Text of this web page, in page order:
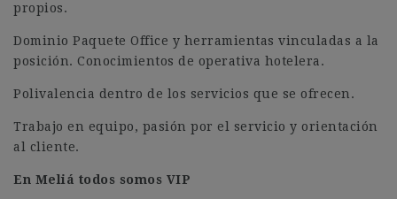
propios.
Dominio Paquete Office y herramientas vinculadas a la
posición. Conocimientos de operativa hotelera.
Polivalencia dentro de los servicios que se ofrecen.
Trabajo en equipo, pasión por el servicio y orientación
al cliente.
En Meliá todos somos VIP